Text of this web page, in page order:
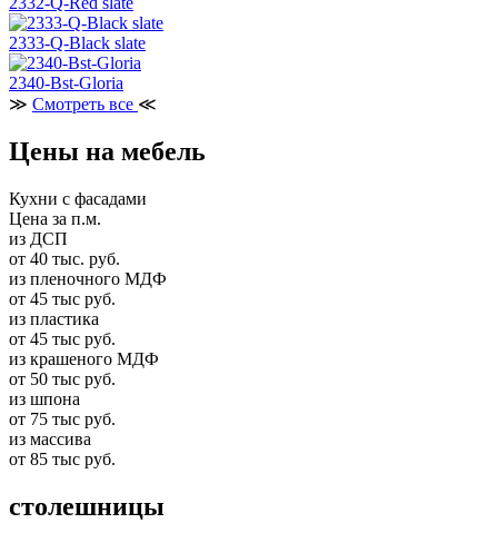
2333-Q-Black slate
2340-Bst-Gloria
≫ Смотреть все ≪
Цены на мебель
Кухни с фасадами
Цена за п.м.
из ДСП
от 40 тыс. руб.
из пленочного МДФ
от 45 тыс руб.
из пластика
от 45 тыс руб.
из крашеного МДФ
от 50 тыс руб.
из шпона
от 75 тыс руб.
из массива
от 85 тыс руб.
столешницы